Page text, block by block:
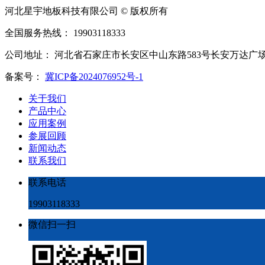
河北星宇地板科技有限公司 © 版权所有
全国服务热线： 19903118333
公司地址： 河北省石家庄市长安区中山东路583号长安万达广
备案号： 冀ICP备2024076952号-1
关于我们
产品中心
应用案例
参展回顾
新闻动态
联系我们
联系电话
19903118333
微信扫一扫